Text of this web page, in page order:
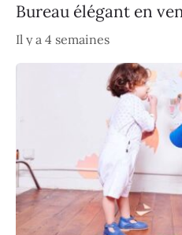
Bureau élégant en
Il y a 4 semaines